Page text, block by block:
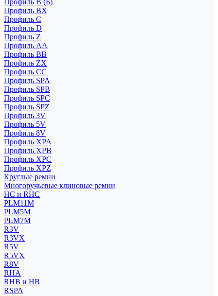
Профиль B (Б)
Профиль BX
Профиль C
Профиль D
Профиль Z
Профиль АА
Профиль BB
Профиль ZX
Профиль CC
Профиль SPA
Профиль SPB
Профиль SPC
Профиль SPZ
Профиль 3V
Профиль 5V
Профиль 8V
Профиль XPA
Профиль XPB
Профиль XPC
Профиль XPZ
Круглые ремни
Многоручьевые клиновые ремни
HC и RHC
PLM11M
PLM5M
PLM7M
R3V
R3VX
R5V
R5VX
R8V
RHA
RHB и HB
RSPA